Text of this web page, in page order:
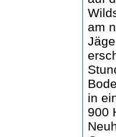
am
in
900